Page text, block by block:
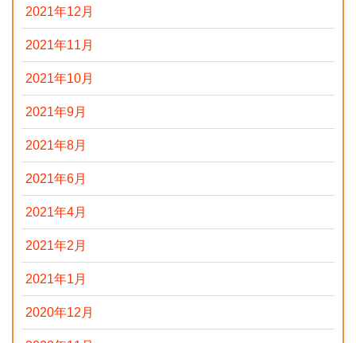
2021年12月
2021年11月
2021年10月
2021年9月
2021年8月
2021年6月
2021年4月
2021年2月
2021年1月
2020年12月